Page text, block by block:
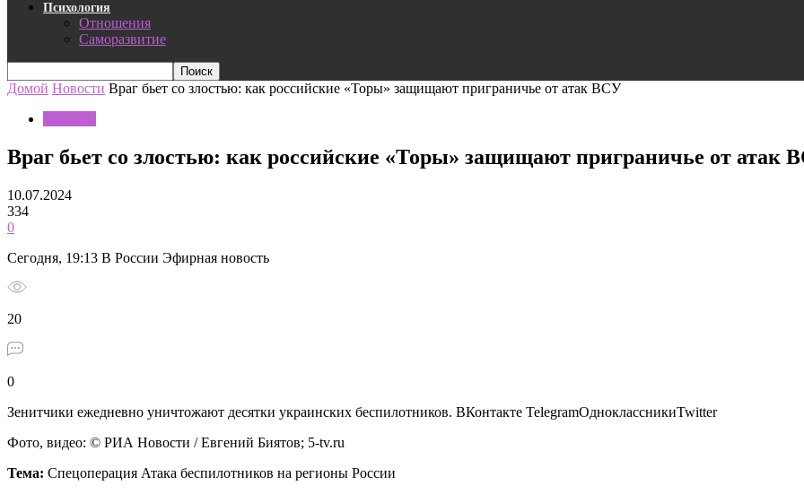
Психология
Отношения
Саморазвитие
Домой Новости Враг бьет со злостью: как российские «Торы» защищают приграничье от атак ВСУ
Враг бьет со злостью: как российские «Торы» защищают приграничье от атак
10.07.2024
334
0
Сегодня, 19:13 В России Эфирная новость
20
0
Зенитчики ежедневно уничтожают десятки украинских беспилотников. ВКонтакте TelegramОдноклассникиTwitter
Фото, видео: © РИА Новости / Евгений Биятов; 5-tv.ru
Тема: Спецоперация Атака беспилотников на регионы России